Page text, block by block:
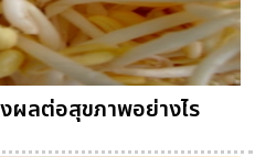
ผลต่อสุขภาพอย่างไร